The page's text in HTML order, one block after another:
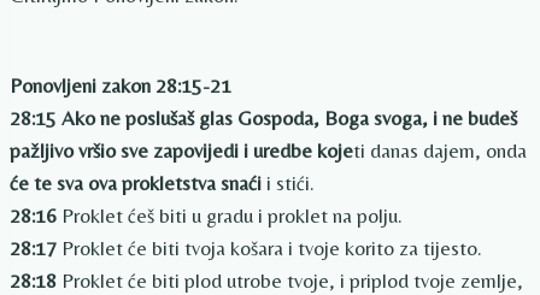
Ponovljeni zakon 28:15-21
28:15 Ako ne poslušaš glas Gospoda, Boga svoga, i ne budeš
pažljivo vršio sve zapovijedi i uredbe kojeti danas dajem, onda
će te sva ova prokletstva snaći i stići.
28:16 Proklet ćeš biti u gradu i proklet na polju.
28:17 Proklet će biti tvoja košara i tvoje korito za tijesto.
28:18 Proklet će biti plod utrobe tvoje, i priplod tvoje zemlje,